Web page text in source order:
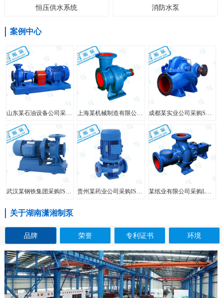
恒压供水系统 消防水泵
案例中心
山东某石油设备公司采购FIS型单级单吸离心泵
某纸业有限公司采购LXL型两相流无堵塞纸浆泵
关于湖南潇湘制泵
品牌 荣誉 专利证书 环境